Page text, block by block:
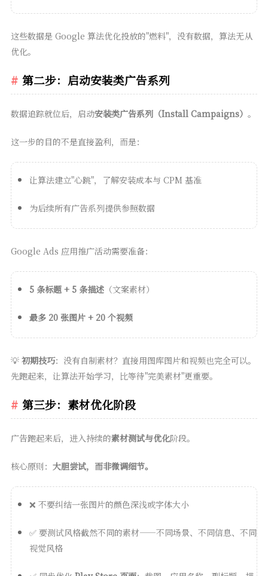
这些数据是 Google 算法优化投放的"燃料"，没有数据，算法无从
优化。
第二步：启动安装类广告系列
数据追踪就位后，启动安装类广告系列（Install Campaigns） 。
这一步的目的不是直接盈利，而是：
让算法建立"心跳"，了解安装成本与 CPM 基准
为后续所有广告系列提供参照数据
Google Ads 应用推广活动需要准备：
5 条标题 + 5 条描述（文案素材）
最多 20 张图片 + 20 个视频
💡 初期技巧：没有自制素材？直接用图库图片和视频也完全可以。
先跑起来，让算法开始学习，比等待"完美素材"更重要。
第三步：素材优化阶段
广告跑起来后，进入持续的素材测试与优化阶段。
核心原则： 大胆尝试，而非微调细节。
❌ 不要纠结一张图片的颜色深浅或字体大小
✅ 要测试风格截然不同的素材——不同场景、不同信息、不同
视觉风格